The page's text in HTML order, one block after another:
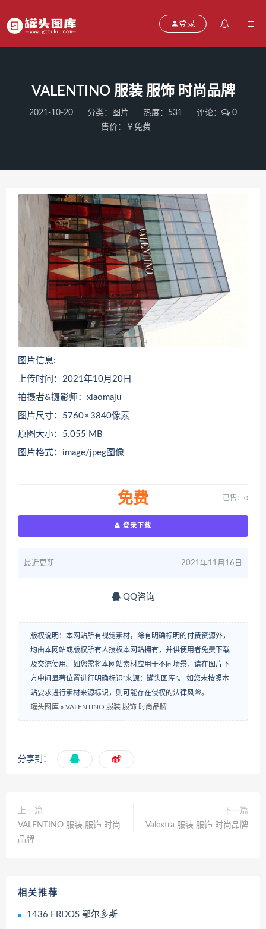
登录
VALENTINO 服装 服饰 时尚品牌
2021-10-20 分类： 图片 热度：531 评论：
0
售价：￥免费
图片信息:
上传时间：2021年10月20日
拍摄者&摄影师：xiaomaju
图片尺寸：5760 × 3840像素
原图大小：5.055 MB
图片格式：image/jpeg图像
免费 已售：0
登录下载
最近更新 2021年11月16日
QQ咨询
版权说明：本网站所有视觉素材，除有明确标明的付费资源外，
均由本网站或版权所有人授权本网站拥有，并供使用者免费下载
及交流使用。如您需将本网站素材应用于不同场景，请在图片下
方中间显著位置进行明确标识“来源：罐头图库”。 如您未按照本
站要求进行素材来源标识，则可能存在侵权的法律风险。
罐头图库 » VALENTINO 服装 服饰 时尚品牌
分享到：
上一篇
VALENTINO 服装 服饰 时尚
品牌
下一篇
Valextra 服装 服饰 时尚品牌
相关推荐
1436 ERDOS 鄂尔多斯